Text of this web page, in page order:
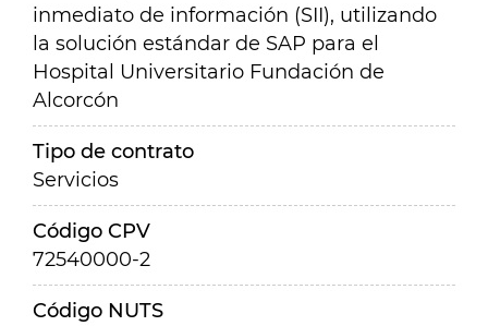
inmediato de información (SII), utilizando
la solución estándar de SAP para el
Hospital Universitario Fundación de
Alcorcón
Tipo de contrato
Servicios
Código CPV
72540000-2
Código NUTS